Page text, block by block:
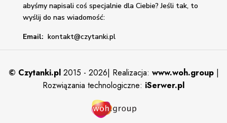
abyśmy napisali coś specjalnie dla Ciebie? Jeśli tak, to
wyślij do nas wiadomość:
Email: kontakt@czytanki.pl
© Czytanki.pl 2015 - 2026| Realizacja: www.woh.group |
Rozwiązania technologiczne: iSerwer.pl